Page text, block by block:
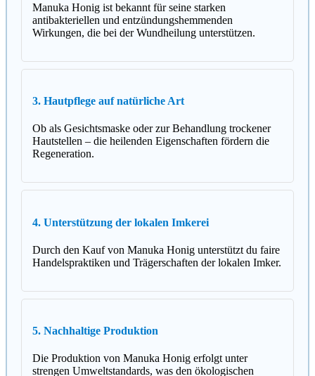
Manuka Honig ist bekannt für seine starken
antibakteriellen und entzündungshemmenden
Wirkungen, die bei der Wundheilung unterstützen.
3. Hautpflege auf natürliche Art
Ob als Gesichtsmaske oder zur Behandlung trockener
Hautstellen – die heilenden Eigenschaften fördern die
Regeneration.
4. Unterstützung der lokalen Imkerei
Durch den Kauf von Manuka Honig unterstützt du faire
Handelspraktiken und Trägerschaften der lokalen Imker.
5. Nachhaltige Produktion
Die Produktion von Manuka Honig erfolgt unter
strengen Umweltstandards, was den ökologischen